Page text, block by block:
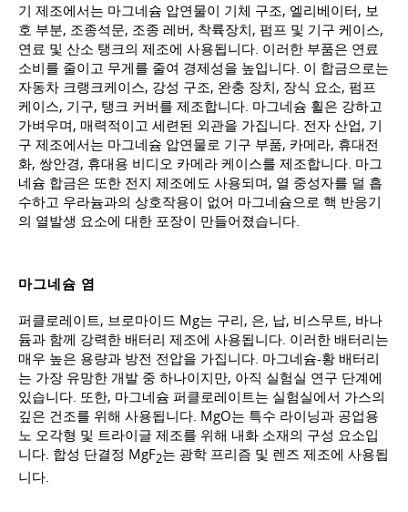
기 제조에서는 마그네슘 압연물이 기체 구조, 엘리베이터, 보
호 부분, 조종석문, 조종 레버, 착륙장치, 펌프 및 기구 케이스,
연료 및 산소 탱크의 제조에 사용됩니다. 이러한 부품은 연료
소비를 줄이고 무게를 줄여 경제성을 높입니다. 이 합금으로는
자동차 크랭크케이스, 강성 구조, 완충 장치, 장식 요소, 펌프
케이스, 기구, 탱크 커버를 제조합니다. 마그네슘 휠은 강하고
가벼우며, 매력적이고 세련된 외관을 가집니다. 전자 산업, 기
구 제조에서는 마그네슘 압연물로 기구 부품, 카메라, 휴대전
화, 쌍안경, 휴대용 비디오 카메라 케이스를 제조합니다. 마그
네슘 합금은 또한 전지 제조에도 사용되며, 열 중성자를 덜 흡
수하고 우라늄과의 상호작용이 없어 마그네슘으로 핵 반응기
의 열발생 요소에 대한 포장이 만들어졌습니다.
마그네슘 염
퍼클로레이트, 브로마이드 Mg는 구리, 은, 납, 비스무트, 바나
듐과 함께 강력한 배터리 제조에 사용됩니다. 이러한 배터리는
매우 높은 용량과 방전 전압을 가집니다. 마그네슘-황 배터리
는 가장 유망한 개발 중 하나이지만, 아직 실험실 연구 단계에
있습니다. 또한, 마그네슘 퍼클로레이트는 실험실에서 가스의
깊은 건조를 위해 사용됩니다. MgO는 특수 라이닝과 공업용
노 오각형 및 트라이글 제조를 위해 내화 소재의 구성 요소입
니다. 합성 단결정 MgF2는 광학 프리즘 및 렌즈 제조에 사용됩
니다.